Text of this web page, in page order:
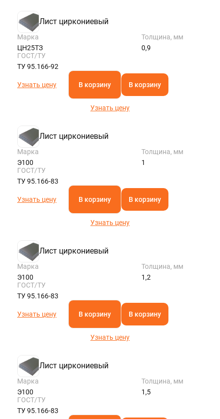
Лист циркониевый
Марка
ЦН25ТЗ
Толщина, мм
0,9
ГОСТ/ТУ
ТУ 95.166-92
Узнать цену В корзину В корзину
Узнать цену
Лист циркониевый
Марка
Э100
Толщина, мм
1
ГОСТ/ТУ
ТУ 95.166-83
Узнать цену В корзину В корзину
Узнать цену
Лист циркониевый
Марка
Э100
Толщина, мм
1,2
ГОСТ/ТУ
ТУ 95.166-83
Узнать цену В корзину В корзину
Узнать цену
Лист циркониевый
Марка
Э100
Толщина, мм
1,5
ГОСТ/ТУ
ТУ 95.166-83